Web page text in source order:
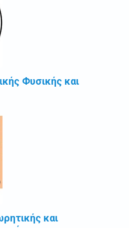
Φυσικής και
και